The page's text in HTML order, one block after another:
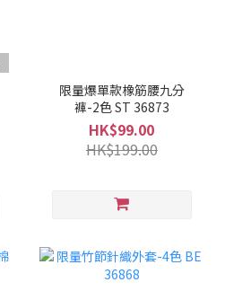
限量爆單款橡筋腰九分
褲-2色 ST 36873
HK$99.00
HK$199.00